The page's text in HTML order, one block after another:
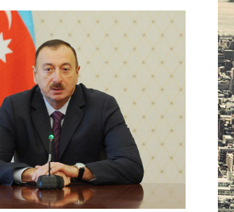
Güney Azərbaycan
Mədəniyyət
Müsahibə
İdman
Layihə